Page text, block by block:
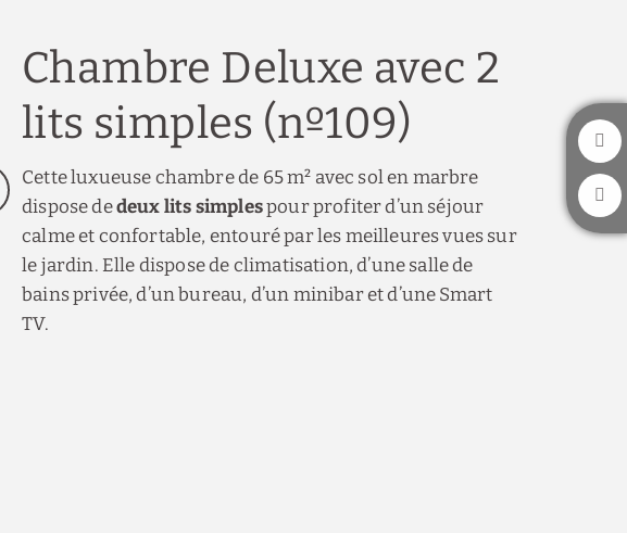
Chambre Deluxe avec 2
lits simples (nº109)
Cette luxueuse chambre de 65 m² avec sol en marbre
dispose dedeux lits simplespour profiter d’un séjour
calme et confortable, entouré par les meilleures vues sur
le jardin. Elle dispose de climatisation, d’une salle de
bains privée, d’un bureau, d’un minibar et d’une Smart
TV.